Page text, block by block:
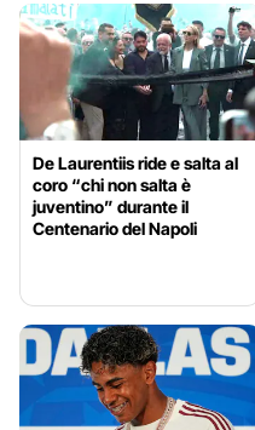
De Laurentiis ride e salta al
coro “chi non salta è
juventino” durante il
Centenario del Napoli